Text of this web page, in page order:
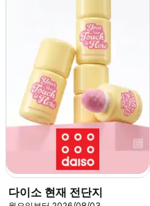
다이소 현재 전단지